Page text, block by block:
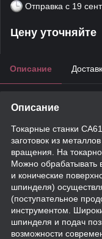
Отправка с 19
Цену уточняйте
Описание
Описание
Токарные станки
заготовок из
вращения. На
Можно обрабатывать
и конические
шпинделя)
(поступательное
инструментом.
шпинделя и подач
возможности